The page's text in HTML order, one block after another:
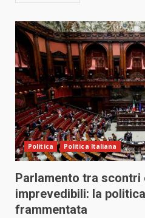
Politica Politica Italiana
Parlamento tra scontri
imprevedibili: la
frammentata